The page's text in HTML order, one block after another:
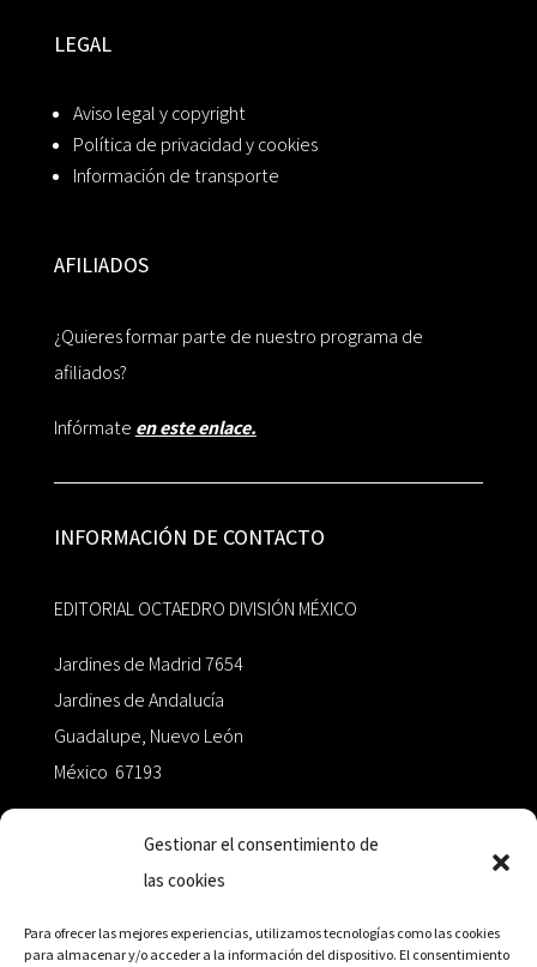
Gestionar el consentimiento de
las cookies
Para ofrecer las mejores experiencias, utilizamos tecnologías como las cookies
para almacenar y/o acceder a la información del dispositivo. El consentimiento
LEGAL
Aviso legal y copyright
Política de privacidad y cookies
Información de transporte
AFILIADOS
¿Quieres formar parte de nuestro programa de
afiliados?
Infórmate en este enlace.
INFORMACIÓN DE CONTACTO
EDITORIAL OCTAEDRO DIVISIÓN MÉXICO
Jardines de Madrid 7654
Jardines de Andalucía
Guadalupe, Nuevo León
México 67193
+52 811.499.5638